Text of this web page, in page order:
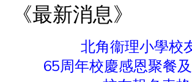
《最新消息》
北角衞理小學校
65周年校慶感恩聚餐